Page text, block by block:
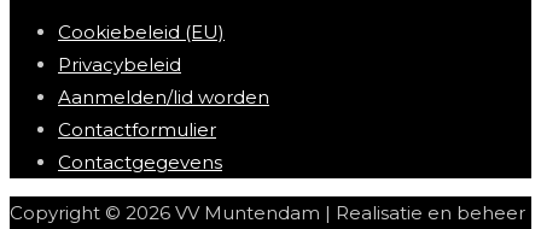
Cookiebeleid (EU)
Privacybeleid
Aanmelden/lid worden
Contactformulier
Contactgegevens
Copyright © 2026 VV Muntendam | Realisatie en beheer